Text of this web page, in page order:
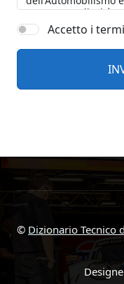
Accetto i
© Dizionario Tecnico